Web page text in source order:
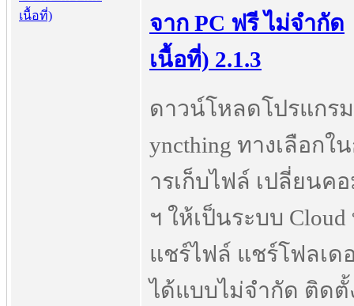
จาก PC ฟรี ไม่จำกัด
เนื้อที่) 2.1.3
ดาวน์โหลดโปรแกร
yncthing ทางเลือกใ
ารเก็บไฟล์ เปลี่ยนค
ฯ ให้เป็นระบบ Cloud
แชร์ไฟล์ แชร์โฟลเด
ได้แบบไม่จำกัด ติดตั้